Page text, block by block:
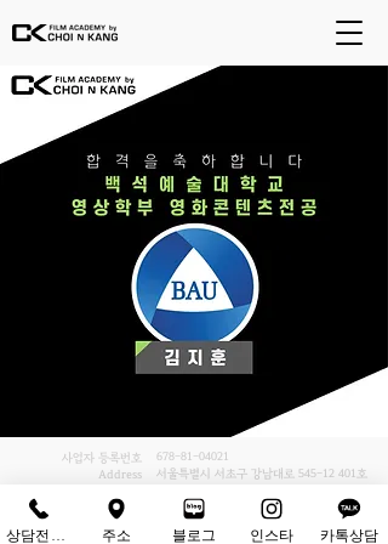
사업자 등록번호
Address
678-81-04021
서울특별시 서초구 강남대로 545-12 401 호
ⓒ Copyrights - (주)최앤강. all rights reserved.
주소 블로그 인스타 카톡상담